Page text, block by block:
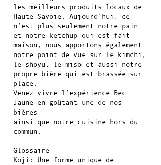
les meilleurs produits locaux de
Haute Savoie. Aujourd’hui, ce
n’est plus seulement notre pain
et notre ketchup qui est fait
maison, nous apportons également
notre point de vue sur le kimchi,
le shoyu, le miso et aussi notre
propre bière qui est brassée sur
place.
Venez vivre l’expérience Bec
Jaune en goûtant une de nos
bières
ainsi que notre cuisine hors du
commun.
Glossaire
Koji:
Une forme unique de